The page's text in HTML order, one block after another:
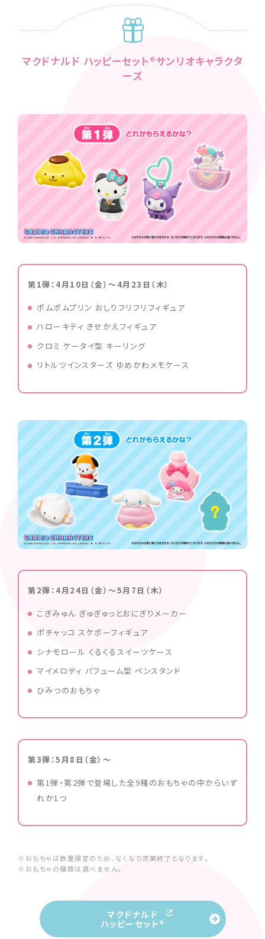
マクドナルド ハッピーセット®サンリオキャラクタ
ーズ
第1弾：4月10日（金）～4月23日（木）
ポムポムプリン おしりフリフリフィギュア
ハローキティ きせかえフィギュア
クロミ ケータイ型 キーリング
リトルツインスターズ ゆめかわメモケース
第2弾：4月24日（金）～5月7日（木）
こぎみゅん ぎゅぎゅっとおにぎりメーカー
ポチャッコ スケボーフィギュア
シナモロール くるくるスイーツケース
マイメロディ パフューム型 ペンスタンド
ひみつのおもちゃ
第3弾：5月8日（金）～
第1弾・第2弾で登場した全9種のおもちゃの中からいず
れか1つ
※おもちゃは数量限定のため、なくなり次第終了となります。
※おもちゃの種類は選べません。
マクドナルド
ハッピーセット®